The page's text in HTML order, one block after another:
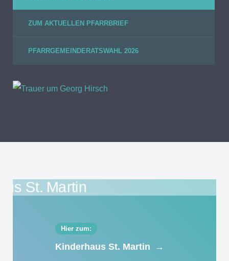
ZUM AKTUELLEN PFARRBRIEF
PFARRGEMEINDERATSWAHL 2026
Hier zum:
Kinderhaus St. Martin →